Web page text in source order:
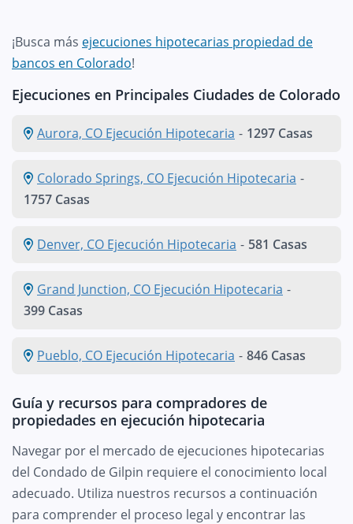
¡Busca más ejecuciones hipotecarias propiedad de
bancos en Colorado!
Ejecuciones en Principales Ciudades de Colorado
Aurora, CO Ejecución Hipotecaria - 1297 Casas
Colorado Springs, CO Ejecución Hipotecaria -
1757 Casas
Denver, CO Ejecución Hipotecaria - 581 Casas
Grand Junction, CO Ejecución Hipotecaria -
399 Casas
Pueblo, CO Ejecución Hipotecaria - 846 Casas
Guía y recursos para compradores de
propiedades en ejecución hipotecaria
Navegar por el mercado de ejecuciones hipotecarias
del Condado de Gilpin requiere el conocimiento local
adecuado. Utiliza nuestros recursos a continuación
para comprender el proceso legal y encontrar las